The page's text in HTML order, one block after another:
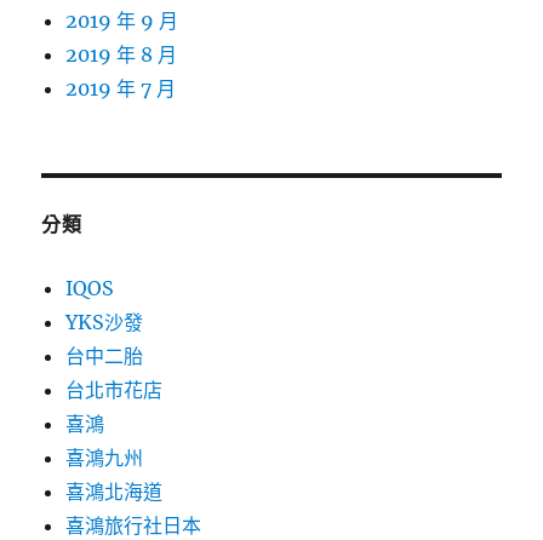
2019 年 9 月
2019 年 8 月
2019 年 7 月
分類
IQOS
YKS沙發
台中二胎
台北市花店
喜鴻
喜鴻九州
喜鴻北海道
喜鴻旅行社日本